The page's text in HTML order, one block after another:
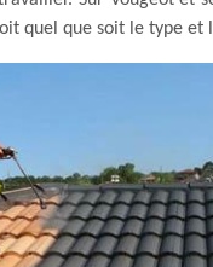
quel que soit le type et